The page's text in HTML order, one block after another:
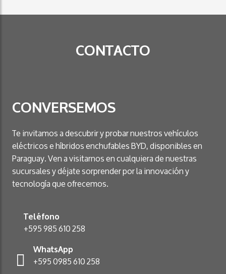
CONTACTO
CONVERSEMOS
Te invitamos a descubrir y probar nuestros vehículos
eléctricos e híbridos enchufables BYD, disponibles en
Paraguay. Ven a visitarnos en cualquiera de nuestras
sucursales y déjate sorprender por la innovación y
tecnología que ofrecemos.
Teléfono
+595 985 610 258
WhatsApp
+595 0985 610 258